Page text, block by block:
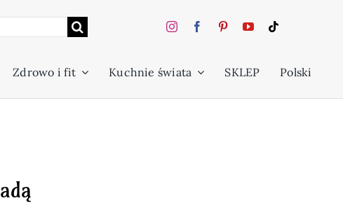
Zdrowo i fit Kuchnie świata SKLEP Polski